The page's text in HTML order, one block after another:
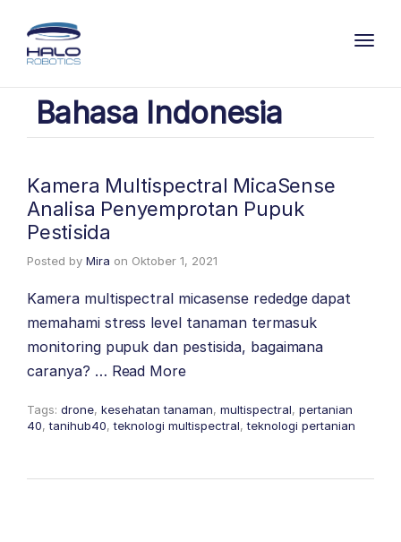
Bahasa Indonesia
Kamera Multispectral MicaSense
Analisa Penyemprotan Pupuk
Pestisida
Posted by Mira on Oktober 1, 2021
Kamera multispectral micasense rededge dapat
memahami stress level tanaman termasuk
monitoring pupuk dan pestisida, bagaimana
caranya? … Read More
Tags: drone, kesehatan tanaman, multispectral, pertanian
40,tanihub40,teknologi multispectral,teknologi pertanian